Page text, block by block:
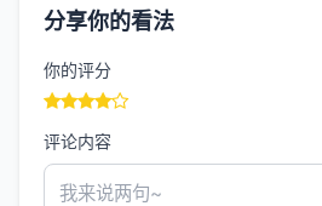
分享你的看法
你的评分
评论内容